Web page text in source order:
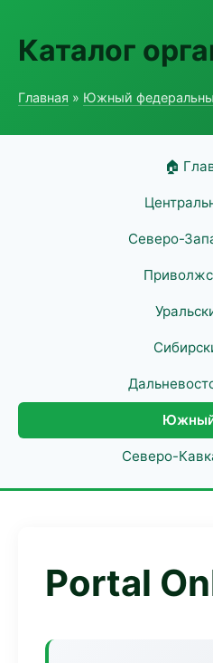
Каталог
Главная » Южный
🏠
Северо-
Северо-
Portal